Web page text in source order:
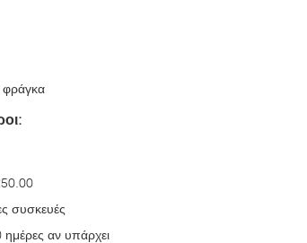
φράγκα
συσκευές
ημέρες αν υπάρχει